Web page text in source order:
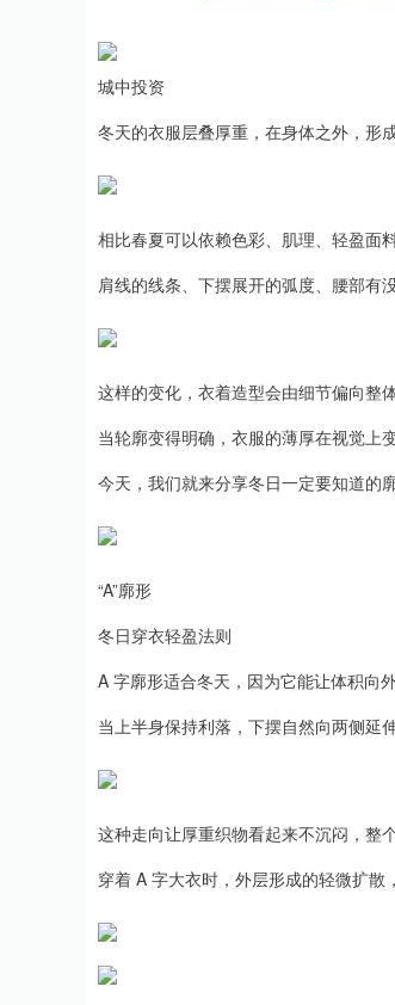
城中投资
冬天的衣服层叠厚重，在身体之外，形
相比春夏可以依赖色彩、肌理、轻盈面
肩线的线条、下摆展开的弧度、腰部有
这样的变化，衣着造型会由细节偏向整
当轮廓变得明确，衣服的薄厚在视觉上
今天，我们就来分享冬日一定要知道的
“A”廓形
冬日穿衣轻盈法则
A 字廓形适合冬天，因为它能让体积向
当上半身保持利落，下摆自然向两侧延
这种走向让厚重织物看起来不沉闷，整
穿着 A 字大衣时，外层形成的轻微扩散